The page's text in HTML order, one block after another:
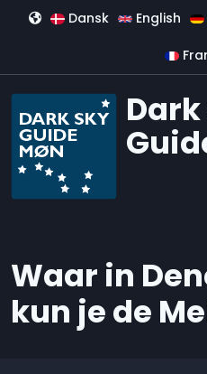
Overslaan en naar de inhoud
Dansk English
Waar in
kun je de